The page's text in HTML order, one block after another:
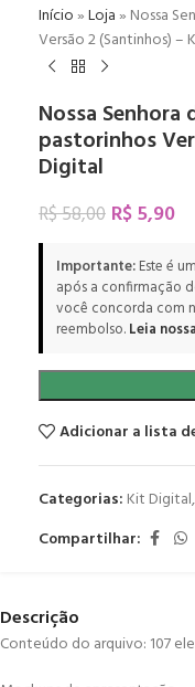
Início»Loja» Nossa
Versão 2 (Santinhos) –
Nossa
pastorinhos
Digital
R$58,00 R$5,90
Importante:Este é
após a confirmação
você concorda com
reembolso.Leia
Adicionar a lista
Categorias: Kit Digital,
Compartilhar:
Descrição
Conteúdo do arquivo: 107